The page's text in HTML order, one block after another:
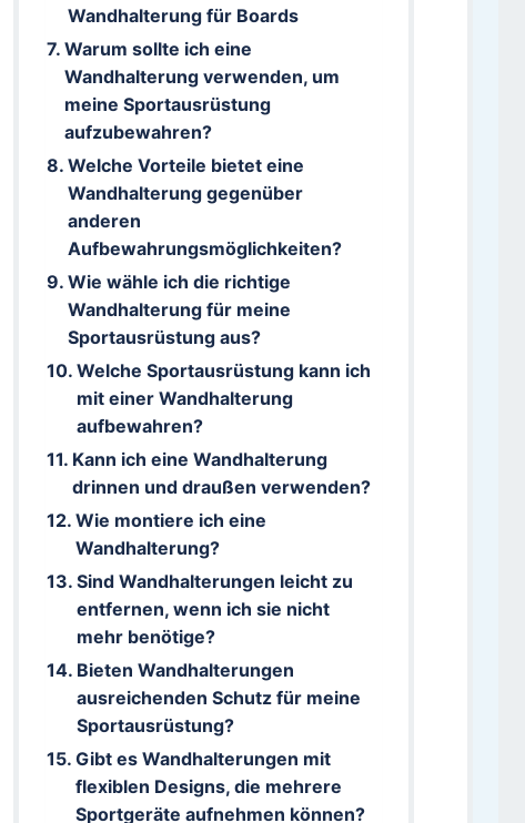
Wandhalterung für Boards
Warum sollte ich eine
Wandhalterung verwenden, um
meine Sportausrüstung
aufzubewahren?
Welche Vorteile bietet eine
Wandhalterung gegenüber
anderen
Aufbewahrungsmöglichkeiten?
Wie wähle ich die richtige
Wandhalterung für meine
Sportausrüstung aus?
Welche Sportausrüstung kann ich
mit einer Wandhalterung
aufbewahren?
Kann ich eine Wandhalterung
drinnen und draußen verwenden?
Wie montiere ich eine
Wandhalterung?
Sind Wandhalterungen leicht zu
entfernen, wenn ich sie nicht
mehr benötige?
Bieten Wandhalterungen
ausreichenden Schutz für meine
Sportausrüstung?
Gibt es Wandhalterungen mit
flexiblen Designs, die mehrere
Sportgeräte aufnehmen können?